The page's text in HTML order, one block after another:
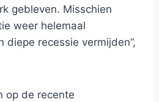
gebleven. Misschien
weer helemaal
diepe recessie vermijden”,
op de recente